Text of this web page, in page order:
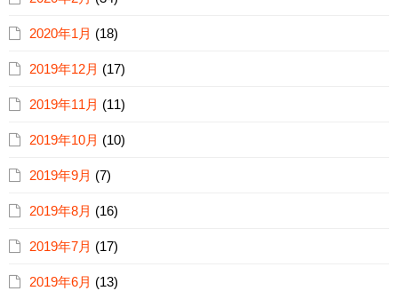
2020年1月 (18)
2019年12月 (17)
2019年11月 (11)
2019年10月 (10)
2019年9月 (7)
2019年8月 (16)
2019年7月 (17)
2019年6月 (13)